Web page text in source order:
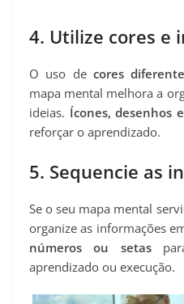
4. Utilize cores e
O uso de cores
mapa mental melhora a
ideias. Ícones, desenhos
reforçar o aprendizado.
5. Sequencie as
Se o seu mapa mental
organize as informações
números ou setas
aprendizado ou execução.